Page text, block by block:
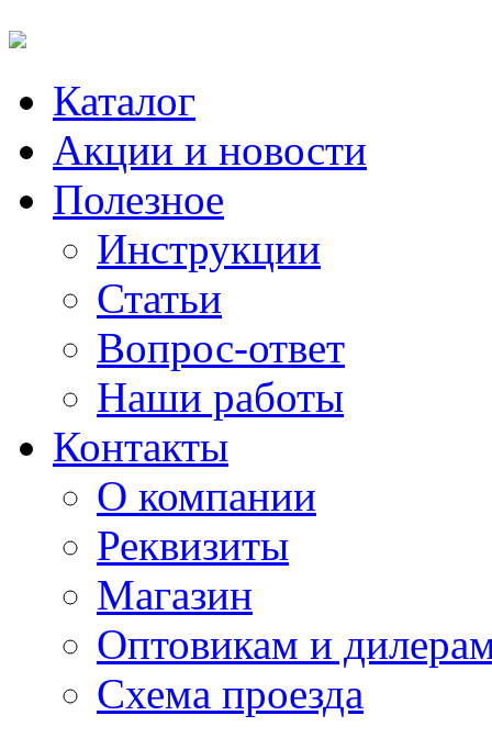
Каталог
Акции и новости
Полезное
Инструкции
Статьи
Вопрос-ответ
Наши работы
Контакты
О компании
Реквизиты
Магазин
Оптовикам и
Схема проезда